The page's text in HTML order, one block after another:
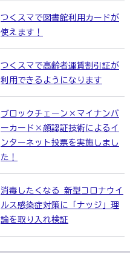
つくスマで図書館利用カードが
使えます！
つくスマで高齢者運賃割引証が
利用できるようになります
ブロックチェーン×マイナンバ
ーカード×顔認証技術によるイ
ンターネット投票を実施しまし
た！
消毒したくなる 新型コロナウイ
ルス感染症対策に「ナッジ」理
論を取り入れ検証